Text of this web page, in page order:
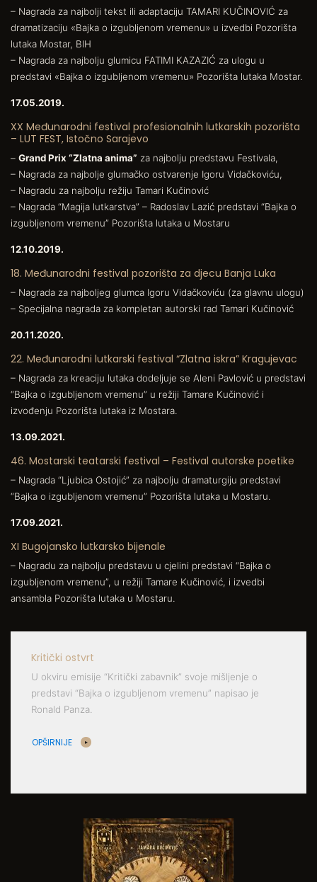
– Nagrada za najbolji tekst ili adaptaciju TAMARI KUČINOVIĆ za
dramatizaciju «Bajka o izgubljenom vremenu» u izvedbi Pozorišta
lutaka Mostar, BIH
– Nagrada za najbolju glumicu FATIMI KAZAZIĆ za ulogu u
predstavi «Bajka o izgubljenom vremenu» Pozorišta lutaka Mostar.
17.05.2019.
XX Međunarodni festival profesionalnih lutkarskih pozorišta
– LUT FEST, Istočno Sarajevo
– Grand Prix “Zlatna anima” za najbolju predstavu Festivala,
– Nagrada za najbolje glumačko ostvarenje Igoru Vidačkoviću,
– Nagradu za najbolju režiju Tamari Kučinović
– Nagrada “Magija lutkarstva” – Radoslav Lazić predstavi “Bajka o
izgubljenom vremenu” Pozorišta lutaka u Mostaru
12.10.2019.
18. Međunarodni festival pozorišta za djecu Banja Luka
– Nagrada za najboljeg glumca Igoru Vidačkoviću (za glavnu ulogu)
– Specijalna nagrada za kompletan autorski rad Tamari Kučinović
20.11.2020.
22. Međunarodni lutkarski festival “Zlatna iskra” Kragujevac
– Nagrada za kreaciju lutaka dodeljuje se Aleni Pavlović u predstavi
“Bajka o izgubljenom vremenu” u režiji Tamare Kučinović i
izvođenju Pozorišta lutaka iz Mostara.
13.09.2021.
46. Mostarski teatarski festival – Festival autorske poetike
– Nagrada “Ljubica Ostojić” za najbolju dramaturgiju predstavi
“Bajka o izgubljenom vremenu” Pozorišta lutaka u Mostaru.
17.09.2021.
XI Bugojansko lutkarsko bijenale
– Nagradu za najbolju predstavu u cjelini predstavi “Bajka o
izgubljenom vremenu”, u režiji Tamare Kučinović, i izvedbi
ansambla Pozorišta lutaka u Mostaru.
Kritički ostvrt
U okviru emisije “Kritički zabavnik” svoje mišljenje o
predstavi “Bajka o izgubljenom vremenu” napisao je
Ronald Panza.
OPŠIRNIJE